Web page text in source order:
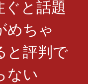
ぐと話題
めちゃ
と評判で
ない